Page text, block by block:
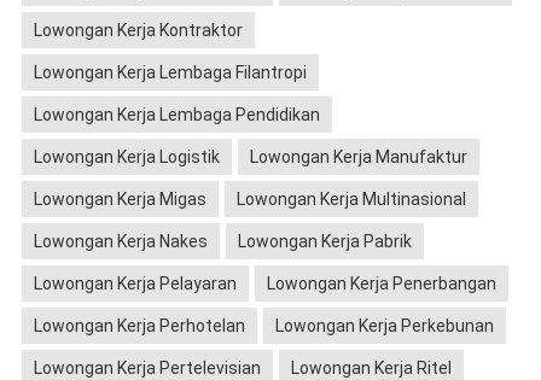
Lowongan Kerja Kontraktor
Lowongan Kerja Lembaga Filantropi
Lowongan Kerja Lembaga Pendidikan
Lowongan Kerja Logistik Lowongan Kerja Manufaktur
Lowongan Kerja Migas Lowongan Kerja Multinasional
Lowongan Kerja Nakes Lowongan Kerja Pabrik
Lowongan Kerja Pelayaran Lowongan Kerja Penerbangan
Lowongan Kerja Perhotelan Lowongan Kerja Perkebunan
Lowongan Kerja Pertelevisian Lowongan Kerja Ritel